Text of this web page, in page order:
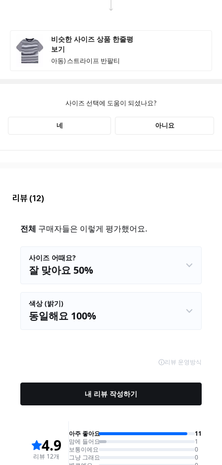
리뷰 (12)